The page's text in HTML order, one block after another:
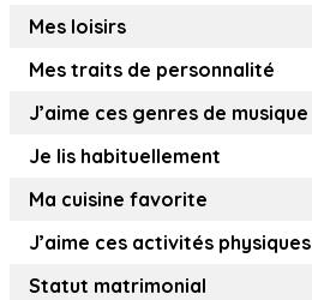
Mes loisirs
Mes traits de personnalité
J’aime ces genres de musique
Je lis habituellement
Ma cuisine favorite
J’aime ces activités physiques
Statut matrimonial